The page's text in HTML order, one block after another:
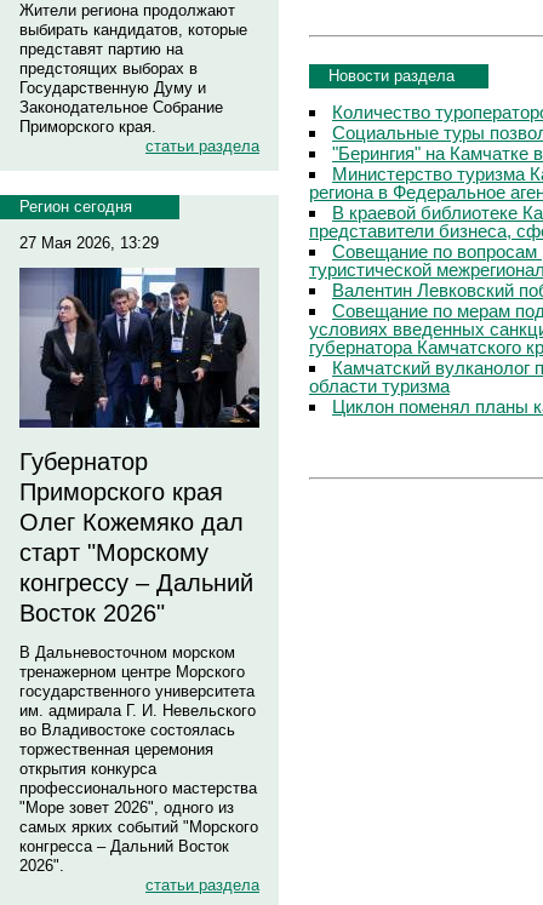
Жители региона продолжают
выбирать кандидатов, которые
представят партию на
предстоящих выборах в
Государственную Думу и
Законодательное Собрание
Приморского края.
статьи раздела
Регион сегодня
27 Мая 2026, 13:29
Губернатор
Приморского края
Олег Кожемяко дал
старт "Морскому
конгрессу – Дальний
Восток 2026"
В Дальневосточном морском
тренажерном центре Морского
государственного университета
им. адмирала Г. И. Невельского
во Владивостоке состоялась
торжественная церемония
открытия конкурса
профессионального мастерства
"Море зовет 2026", одного из
самых ярких событий "Морского
конгресса – Дальний Восток
2026".
статьи раздела
Новости раздела
Количество
Социальные туры
"Берингия" на Камчатке
Министерство туризма
региона в Федеральное
В краевой библиотеке
представители бизнеса,
Совещание по вопросам
туристической
Валентин Левковский
Совещание по мерам
условиях введенных
губернатора Камчатского
Камчатский
области туризма
Циклон поменял планы